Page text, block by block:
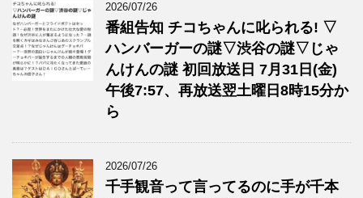
2026/07/26
番組告知 チコちゃんに叱られる! ▽
ハンバーガーの謎▽渋谷の謎▽じゃ
んけんの謎 初回放送日 7月31日(金)
午後7:57、再放送翌土曜日8時15分か
ら
2026/07/26
千手観音って言ってるのに手が千本